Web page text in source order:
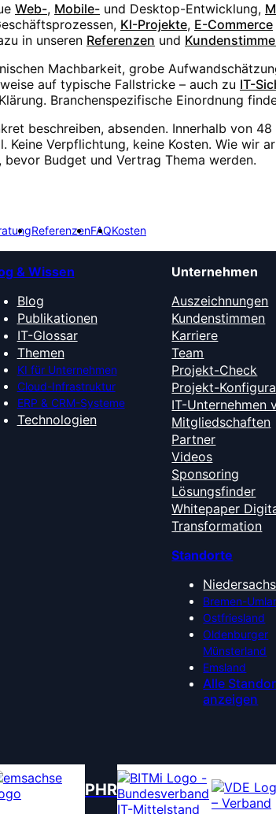
Web-, Mobile- und Desktop-Entwicklung,
KI-Projekte, E-Commerce
in unseren Referenzen und
Machbarkeit, grobe
auf typische Fallstricke – auch zu IT-
Branchenspezifische Einordnung
beschreiben, absenden. Innerhalb von
Keine Verpflichtung, keine Kosten. Wie wir
Budget und Vertrag Thema werden.
ReferenzenFAQKosten
& Wissen
Blog
Publikationen
IT-Glossar
Themen
KI für Unternehmen
Cloud-Infrastruktur
ERP & CRM-Systeme
Technologien
Unternehmen
Auszeichnungen
Kundenstimmen
Karriere
Team
Projekt-Check
Projekt-
IT-Unternehmen
Mitgliedschaften
Partner
Videos
Sponsoring
Lösungsfinder
Whitepaper
Transformation
Standorte
Bremen-
Ostfriesland
Oldenburger
Münsterland
Emsland
Alle
anzeigen
PHR